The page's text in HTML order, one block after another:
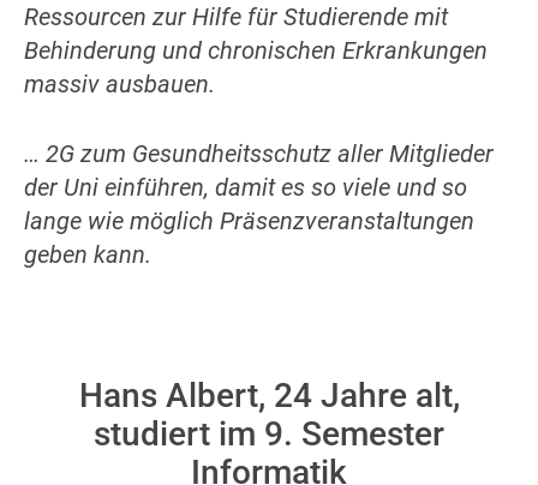
Ressourcen zur Hilfe für Studierende mit
Behinderung und chronischen Erkrankungen
massiv ausbauen.
… 2G zum Gesundheitsschutz aller Mitglieder
der Uni einführen, damit es so viele und so
lange wie möglich Präsenzveranstaltungen
geben kann.
Hans Albert, 24 Jahre alt,
studiert im 9. Semester
Informatik